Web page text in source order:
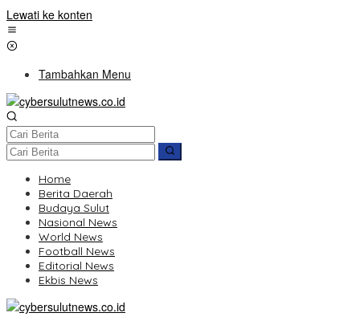
Lewati ke konten
Tambahkan Menu
Home
Berita Daerah
Budaya Sulut
Nasional News
World News
Football News
Editorial News
Ekbis News